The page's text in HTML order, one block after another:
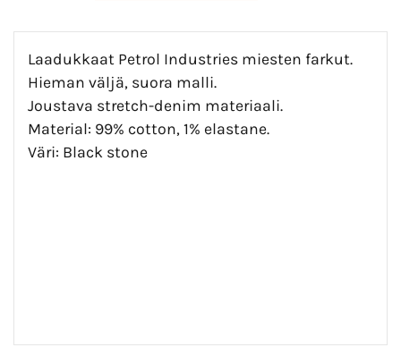
Laadukkaat Petrol Industries miesten farkut.
Hieman väljä, suora malli.
Joustava stretch-denim materiaali.
Material: 99% cotton, 1% elastane.
Väri: Black stone